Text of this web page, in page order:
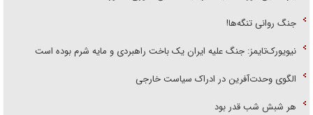
جنگ روانی تنگه‌ها!
نیویورک‌تایمز: جنگ علیه ایران یک باخت راهبردی و مایه شرم بوده است
الگوی وحدت‌آفرین در ادراک سیاست خارجی
هر شبش شب قدر بود